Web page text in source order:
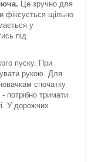
Це зручно для
фіксується щільно
у
під
пуску. При
рукою. Для
спочатку
потрібно тримати
У дорожчих